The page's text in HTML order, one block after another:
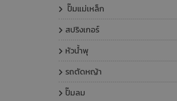
ปั๊มแม่เหล็ก
สปริงเกอร์
หัวน้ำพุ
รถตัดหญ้า
ปั๊มลม